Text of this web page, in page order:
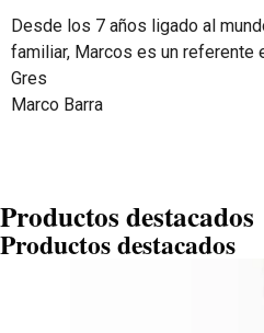
Desde los 7 años ligado al
familiar, Marcos es un referente
Gres
Marco Barra
Productos destacados
Productos destacados